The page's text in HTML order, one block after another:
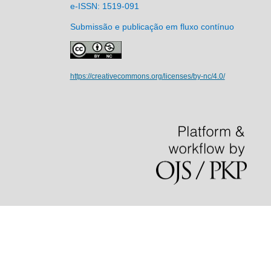
e-ISSN: 1519-091
Submissão e publicação em fluxo contínuo
https://creativecommons.org/licenses/by-nc/4.0/